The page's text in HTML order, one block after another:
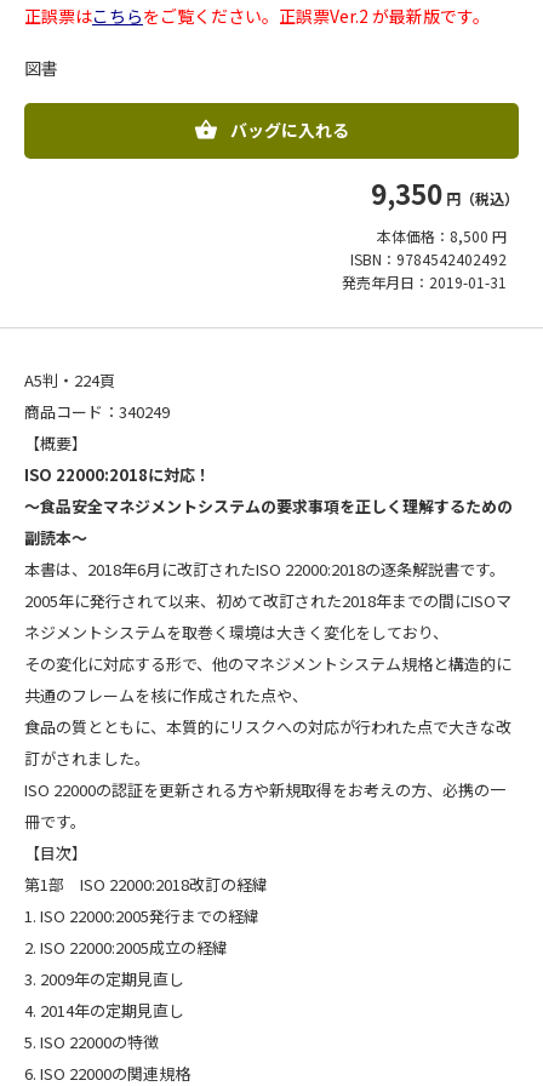
正誤票はこちらをご覧ください。正誤票Ver.2 が最新版です。
図書
バッグに入れる
9,350 円（税込）
本体価格：8,500 円
ISBN：9784542402492
発売年月日：2019-01-31
A5判・224頁
商品コード：340249
【概要】
ISO 22000:2018に対応！
～食品安全マネジメントシステムの要求事項を正しく理解するための
副読本～
本書は、2018年6月に改訂されたISO 22000:2018の逐条解説書です。
2005年に発行されて以来、初めて改訂された2018年までの間にISOマ
ネジメントシステムを取巻く環境は大きく変化をしており、
その変化に対応する形で、他のマネジメントシステム規格と構造的に
共通のフレームを核に作成された点や、
食品の質とともに、本質的にリスクへの対応が行われた点で大きな改
訂がされました。
ISO 22000の認証を更新される方や新規取得をお考えの方、必携の一
冊です。
【目次】
第1部 ISO 22000:2018改訂の経緯
1. ISO 22000:2005発行までの経緯
2. ISO 22000:2005成立の経緯
3. 2009年の定期見直し
4. 2014年の定期見直し
5. ISO 22000の特徴
6. ISO 22000の関連規格